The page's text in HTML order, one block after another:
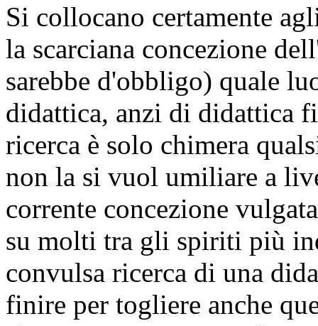
Si collocano certamente
la scarciana concezione
sarebbe d'obbligo) quale
didattica, anzi di didattica
ricerca è solo chimera
non la si vuol umiliare a
corrente concezione
su molti tra gli spiriti più
convulsa ricerca di una
finire per togliere anche